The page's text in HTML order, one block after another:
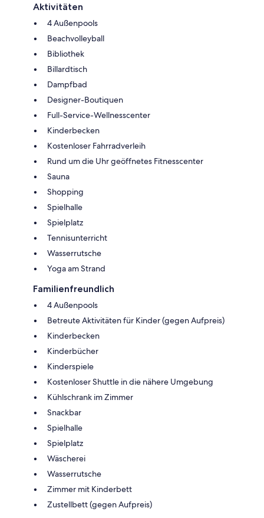
Aktivitäten
4 Außenpools
Beachvolleyball
Bibliothek
Billardtisch
Dampfbad
Designer-Boutiquen
Full-Service-Wellnesscenter
Kinderbecken
Kostenloser Fahrradverleih
Rund um die Uhr geöffnetes Fitnesscenter
Sauna
Shopping
Spielhalle
Spielplatz
Tennisunterricht
Wasserrutsche
Yoga am Strand
Familienfreundlich
4 Außenpools
Betreute Aktivitäten für Kinder (gegen Aufpreis)
Kinderbecken
Kinderbücher
Kinderspiele
Kostenloser Shuttle in die nähere Umgebung
Kühlschrank im Zimmer
Snackbar
Spielhalle
Spielplatz
Wäscherei
Wasserrutsche
Zimmer mit Kinderbett
Zustellbett (gegen Aufpreis)